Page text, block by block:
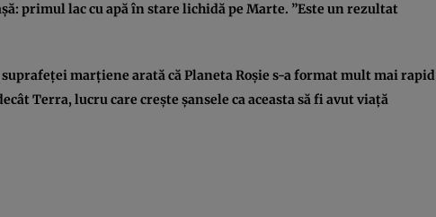
primul lac cu apă în stare lichidă pe Marte. ”Este un rezultat
marţiene arată că Planeta Roşie s-a format mult mai rapid
Terra, lucru care creşte şansele ca aceasta să fi avut viaţă